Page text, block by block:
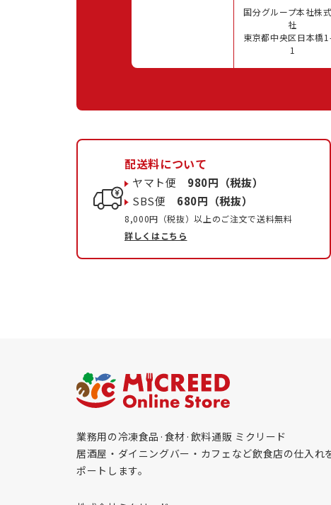
国分グループ本社株
社
東京都中央区日本橋
1
配送料について
ヤマト便 980円（税抜）
SBS便 680円（税抜）
8,000円（税抜）以上のご注文で送料無料
詳しくはこちら
業務用の冷凍食品·食材·飲料通販 ミクリード
居酒屋・ダイニングバー・カフェなど飲食店の仕入れ
ポートします。